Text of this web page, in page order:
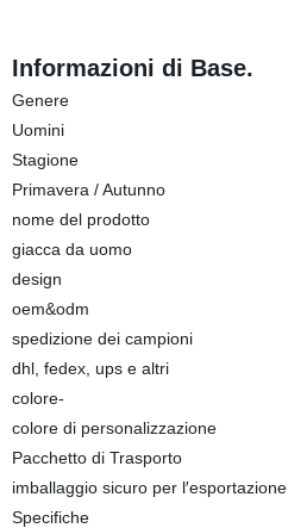
Informazioni di Base.
Genere
Uomini
Stagione
Primavera / Autunno
nome del prodotto
giacca da uomo
design
oem&odm
spedizione dei campioni
dhl, fedex, ups e altri
colore-
colore di personalizzazione
Pacchetto di Trasporto
imballaggio sicuro per l′esportazione
Specifiche